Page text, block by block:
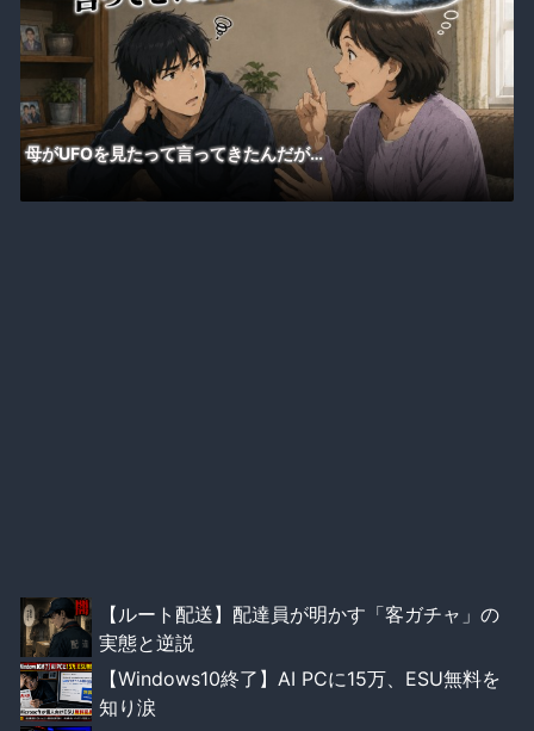
母がUFOを見たって言ってきたんだが…
【ルート配送】配達員が明かす「客ガチャ」の
実態と逆説
【Windows10終了】AI PCに15万、ESU無料を
知り涙